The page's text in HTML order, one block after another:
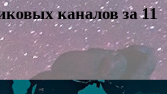
каналов за 11